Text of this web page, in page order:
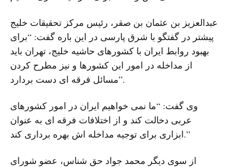
عبدالعزیز بن عثمان بن صقر، رئیس مرکز تحقیقات خلیج
پیشتر در گفتگو با شرق پارسی در این باره گفت: “برای
بهبود روابط ایران با کشورهای حاشیه خلیج، تهران باید
از مداخله در امور این کشورها و نیز مطرح کردن
مسائل فرقه ای دست بردارد”.
وی گفت: “ما نمی خواهیم ایران در امور کشورهای
عربی دخالت کند و از اختلافات فرقه ای به عنوان
ابزاری برای توجیه مداخله اش بهره برداری کند.”
از سوی دیگر محمد جواد حق ‌شناس، عضو شورای